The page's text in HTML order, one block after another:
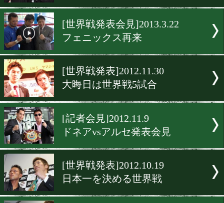
[世界戦発表会見]2013.3.26
一翔と宮崎、次は5/8
[世界戦発表会見]2013.3.22
[世界戦発表]2012.11.30
大晦日は世界戦5試合
[記者会見]2012.11.9